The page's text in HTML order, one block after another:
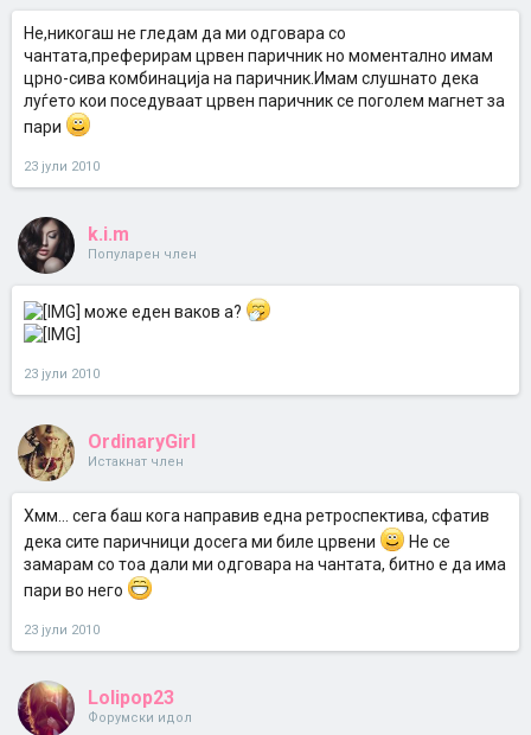
Не,никогаш не гледам да ми одговара со
чантата,преферирам црвен паричник но моментално имам
црно-сива комбинација на паричник.Имам слушнато дека
луѓето кои поседуваат црвен паричник се поголем магнет за
пари
23 јули 2010
k.i.m
Популарен член
може еден ваков а?
23 јули 2010
OrdinaryGirl
Истакнат член
Хмм... сега баш кога направив една ретроспектива, сфатив
дека сите паричници досега ми биле црвени
Не се
замарам со тоа дали ми одговара на чантата, битно е да има
пари во него
23 јули 2010
Lolipop23
Форумски идол